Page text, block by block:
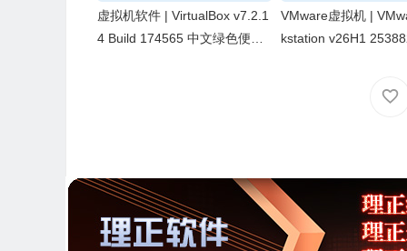
虚拟机软件 | VirtualBox v7.2.1
4 Build 174565 中文绿色便携
VMware虚拟机 |
kstation v26H1